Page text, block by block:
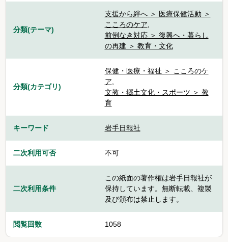
分類(テーマ)
支援から絆へ ＞ 医療保健活動 ＞
こころのケア
前例なき対応 ＞ 復興へ・暮らし
の再建 ＞ 教育・文化
分類(カテゴリ)
保健・医療・福祉 ＞ こころのケ
ア
文教・郷土文化・スポーツ ＞ 教
育
キーワード 岩手日報社
二次利用可否 不可
二次利用条件
この紙面の著作権は岩手日報社が
保持しています。無断転載、複製
及び頒布は禁止します。
閲覧回数 1058